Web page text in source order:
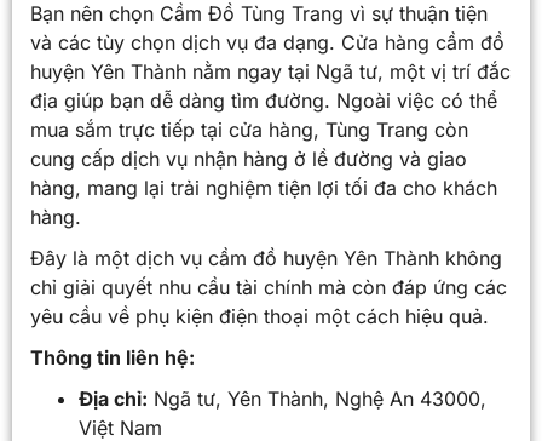
Bạn nên chọn Cầm Đồ Tùng Trang vì sự thuận tiện
và các tùy chọn dịch vụ đa dạng. Cửa hàng cầm đồ
huyện Yên Thành nằm ngay tại Ngã tư, một vị trí đắc
địa giúp bạn dễ dàng tìm đường. Ngoài việc có thể
mua sắm trực tiếp tại cửa hàng, Tùng Trang còn
cung cấp dịch vụ nhận hàng ở lề đường và giao
hàng, mang lại trải nghiệm tiện lợi tối đa cho khách
hàng.
Đây là một dịch vụ cầm đồ huyện Yên Thành không
chỉ giải quyết nhu cầu tài chính mà còn đáp ứng các
yêu cầu về phụ kiện điện thoại một cách hiệu quả.
Thông tin liên hệ:
Địa chỉ: Ngã tư, Yên Thành, Nghệ An 43000,
Việt Nam